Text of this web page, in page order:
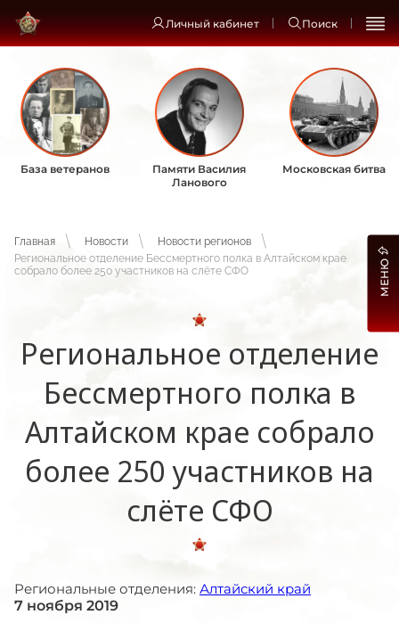
Личный кабинет Поиск
База ветеранов
Памяти Василия
Ланового
Московская битва
Главная Новости
Новости регионов
Региональное отделение Бессмертного полка в Алтайском крае
собрало более 250 участников на слёте СФО
Региональное отделение
Бессмертного полка в
Алтайском крае собрало
более 250 участников на
слёте СФО
Региональные отделения: Алтайский край
7 ноября 2019
МЕНЮ